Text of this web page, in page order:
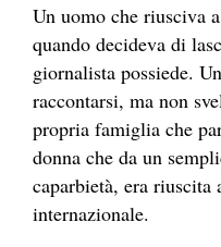
Un uomo che riusciva
quando decideva di
giornalista possiede.
raccontarsi, ma non
propria famiglia che
donna che da un
caparbietà, era
internazionale.